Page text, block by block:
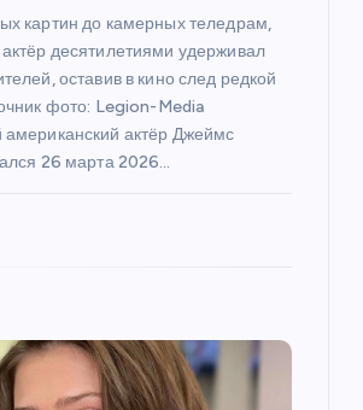
картин до камерных теледрам,
десятилетиями удерживал
оставив в кино след редкой
фото: Legion-Media
актёр Джеймс
26 марта 2026…